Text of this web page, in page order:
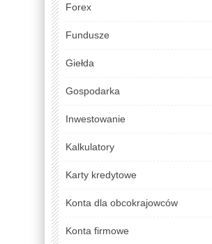
Forex
Fundusze
Giełda
Gospodarka
Inwestowanie
Kalkulatory
Karty kredytowe
Konta dla obcokrajowców
Konta firmowe